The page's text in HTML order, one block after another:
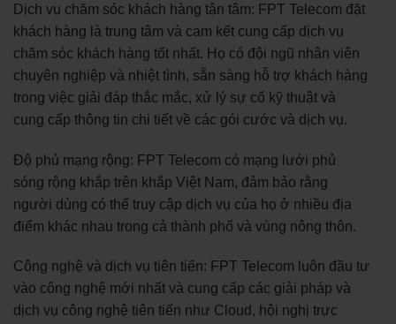
Dịch vụ chăm sóc khách hàng tận tâm: FPT Telecom đặt
khách hàng là trung tâm và cam kết cung cấp dịch vụ
chăm sóc khách hàng tốt nhất. Họ có đội ngũ nhân viên
chuyên nghiệp và nhiệt tình, sẵn sàng hỗ trợ khách hàng
trong việc giải đáp thắc mắc, xử lý sự cố kỹ thuật và
cung cấp thông tin chi tiết về các gói cước và dịch vụ.
Độ phủ mạng rộng: FPT Telecom có mạng lưới phủ
sóng rộng khắp trên khắp Việt Nam, đảm bảo rằng
người dùng có thể truy cập dịch vụ của họ ở nhiều địa
điểm khác nhau trong cả thành phố và vùng nông thôn.
Công nghệ và dịch vụ tiên tiến: FPT Telecom luôn đầu tư
vào công nghệ mới nhất và cung cấp các giải pháp và
dịch vụ công nghệ tiên tiến như Cloud, hội nghị trực